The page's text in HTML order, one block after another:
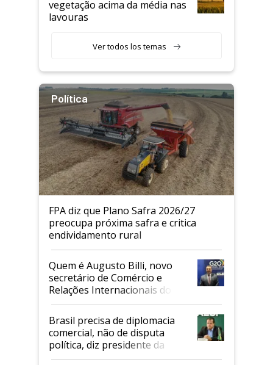
vegetação acima da média nas
lavouras
Ver todos los temas
Política
FPA diz que Plano Safra 2026/27
preocupa próxima safra e critica
endividamento rural
Quem é Augusto Billi, novo
secretário de Comércio e
Relações Internacionais do
Mapa
Brasil precisa de diplomacia
comercial, não de disputa
política, diz presidente da
Faesp